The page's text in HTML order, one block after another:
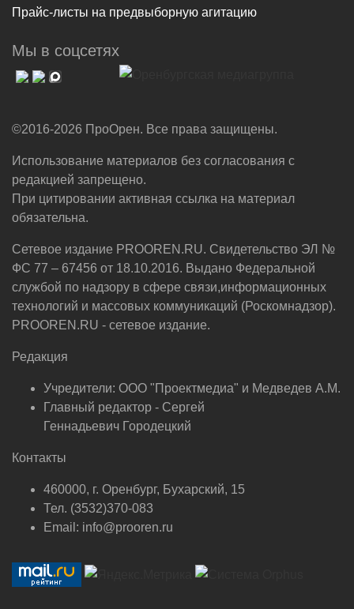
Прайс-листы на предвыборную агитацию
Мы в соцсетях
©2016-2026 ПроОрен. Все права защищены.
Использование материалов без согласования с
редакцией запрещено.
При цитировании активная ссылка на материал
обязательна.
Сетевое издание PROOREN.RU. Свидетельство ЭЛ №
ФС 77 – 67456 от 18.10.2016. Выдано Федеральной
службой по надзору в сфере связи,информационных
технологий и массовых коммуникаций (Роскомнадзор).
PROOREN.RU - сетевое издание.
Редакция
Учредители: ООО "Проектмедиа" и Медведев А.М.
Главный редактор - Сергей
Геннадьевич Городецкий
Контакты
460000, г. Оренбург, Бухарский, 15
Тел. (3532)370-083
Email: info@prooren.ru